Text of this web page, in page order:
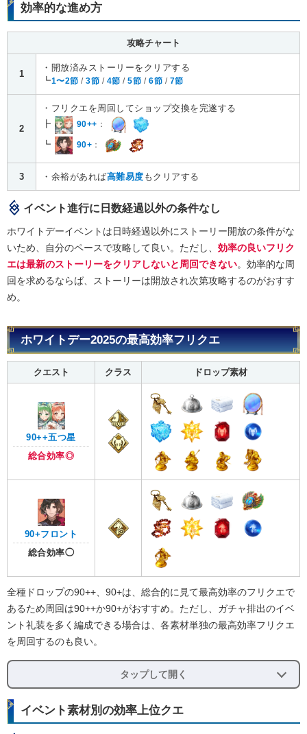
効率的な進め方
攻略チャート
1
・開放済みストーリーをクリアする
┗1〜2節 /3節 / 4節 /5節 /6節 / 7節
2
・フリクエを周回してショップ交換を完遂する
┣
90++ ：
┗ 90+ ：
3 ・余裕があれば高難易度 もクリアする
イベント進行に日数経過以外の条件なし
ホワイトデーイベントは日時経過以外にストーリー開放の条件がな
いため、自分のペースで攻略して良い。ただし、 効率の良いフリク
エは最新のストーリーをクリアしないと周回できない。効率的な周
回を求めるならば、ストーリーは開放され次第攻略するのがおすす
め。
ホワイトデー2025の最高効率フリクエ
クエスト クラス ドロップ素材
90++五つ星
総合効率◎
90+フロント
総合効率◯
全種ドロップの90++、90+は、総合的に見て最高効率のフリクエで
あるため周回は90++か90+がおすすめ。ただし、ガチャ排出のイベ
ント礼装を多く編成できる場合は、各素材単独の最高効率フリクエ
を周回するのも良い。
タップして開く
イベント素材別の効率上位クエ